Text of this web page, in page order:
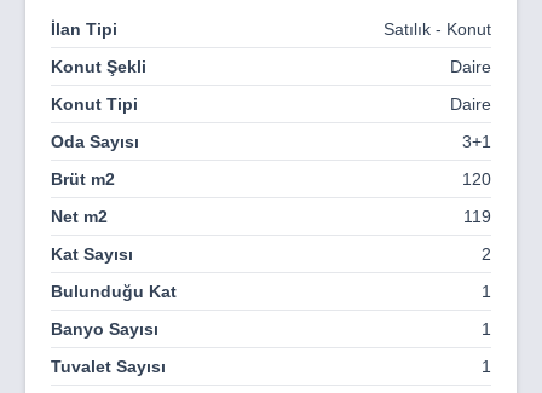
İlan Tipi
Satılık - Konut
Konut Şekli
Daire
Konut Tipi
Daire
Oda Sayısı
3+1
Brüt m2
120
Net m2
119
Kat Sayısı
2
Bulunduğu Kat
1
Banyo Sayısı
1
Tuvalet Sayısı
1